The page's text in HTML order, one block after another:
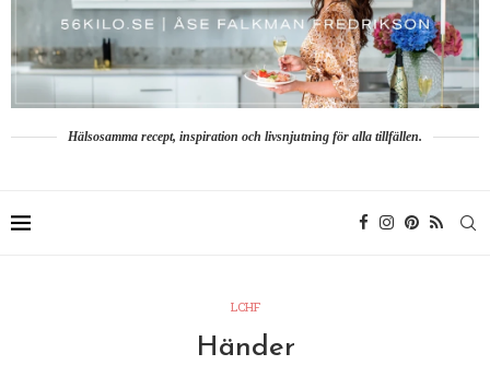
Hälsosamma recept, inspiration och livsnjutning för alla tillfällen.
LCHF
Händer